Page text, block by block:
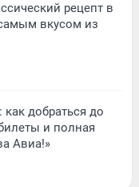
рецепт в
вкусом из
добраться до
и полная
Авиа!»